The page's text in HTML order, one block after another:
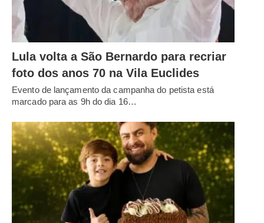
Lula volta a São Bernardo para recriar
foto dos anos 70 na Vila Euclides
Evento de lançamento da campanha do petista está
marcado para as 9h do dia 16…